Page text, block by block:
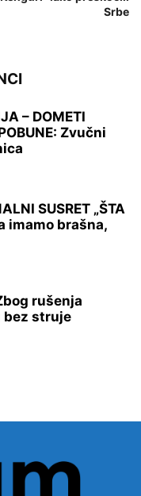
Srbe
– DOMETI
Zvučni
SUSRET „ŠTA
imamo brašna,
rušenja
bez struje